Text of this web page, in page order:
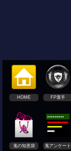
HOME FP選手
鬼の知恵袋 鬼アンケート